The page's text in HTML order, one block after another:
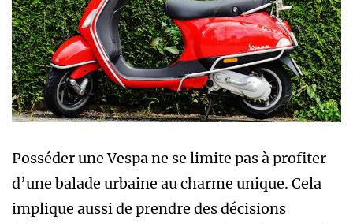
Posséder une Vespa ne se limite pas à profiter
d’une balade urbaine au charme unique. Cela
implique aussi de prendre des décisions